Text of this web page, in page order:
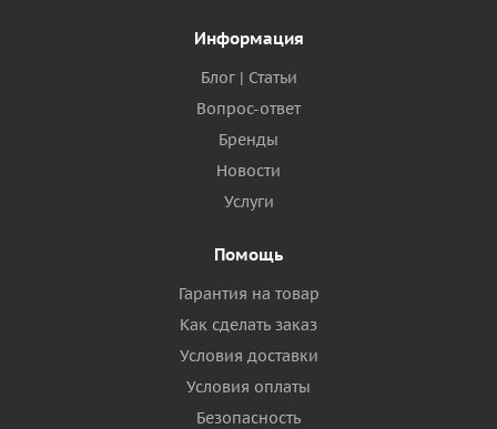
Информация
Блог | Статьи
Вопрос-ответ
Бренды
Новости
Услуги
Помощь
Гарантия на товар
Как сделать заказ
Условия доставки
Условия оплаты
Безопасность